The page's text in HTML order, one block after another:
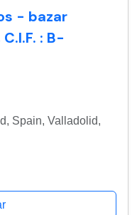
- bazar
: B-
Spain, Valladolid,